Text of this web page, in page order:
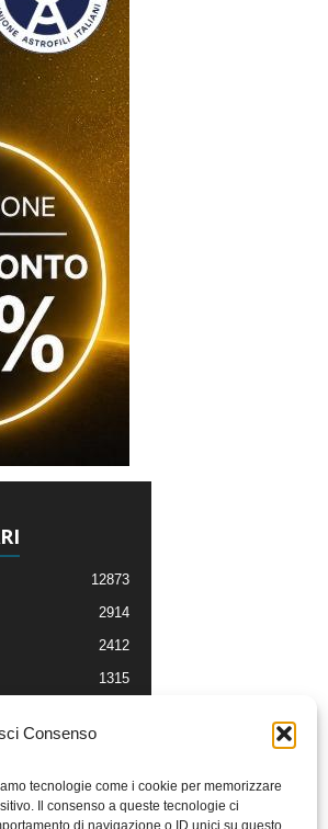
Consenso
tecnologie come i cookie per memorizzare
Il consenso a queste tecnologie ci
di navigazione o ID unici su questo
12873
2914
2412
1315